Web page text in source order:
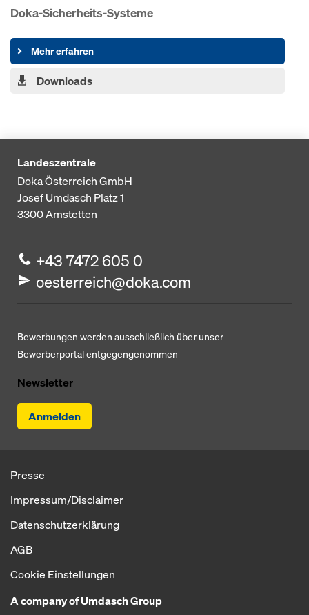
Doka-Sicherheits-Systeme
Mehr erfahren
Downloads
Landeszentrale
Doka Österreich GmbH
Josef Umdasch Platz 1
3300Amstetten
+43 7472 605 0
oesterreich@doka.com
Bewerbungen werden ausschließlich über unser
Bewerberportal entgegengenommen
Newsletter
Anmelden
Presse
Impressum/Disclaimer
Datenschutzerklärung
AGB
Cookie Einstellungen
A company of Umdasch Group